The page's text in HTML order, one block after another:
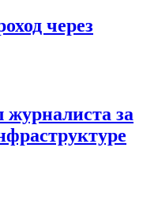
через
журналиста за